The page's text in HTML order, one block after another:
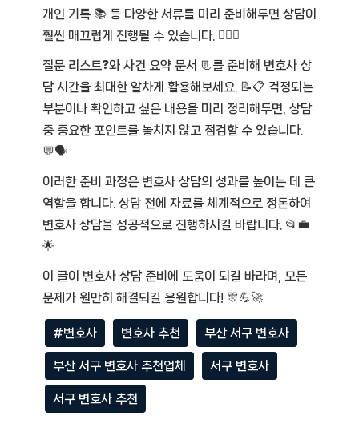
개인 기록 📚 등 다양한 서류를 미리 준비해두면 상담이
훨씬 매끄럽게 진행될 수 있습니다. 🕵️‍♀️✨
질문 리스트❓와 사건 요약 문서 📃를 준비해 변호사 상
담 시간을 최대한 알차게 활용해보세요. 📝📋 걱정되는
부분이나 확인하고 싶은 내용을 미리 정리해두면, 상담
중 중요한 포인트를 놓치지 않고 점검할 수 있습니다.
💬🗣️
이러한 준비 과정은 변호사 상담의 성과를 높이는 데 큰
역할을 합니다. 상담 전에 자료를 체계적으로 정돈하여
변호사 상담을 성공적으로 진행하시길 바랍니다. 📂💼
🌟
이 글이 변호사 상담 준비에 도움이 되길 바라며, 모든
문제가 원만히 해결되길 응원합니다! 🎊💪🚀
#변호사 변호사 추천 부산 서구 변호사
부산 서구 변호사 추천업체 서구 변호사
서구 변호사 추천